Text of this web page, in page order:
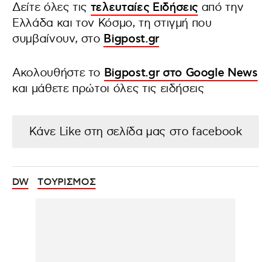
Δείτε όλες τις τελευταίες Ειδήσεις από την
Ελλάδα και τον Κόσμο, τη στιγμή που
συμβαίνουν, στο Bigpost.gr
Ακολουθήστε το Bigpost.gr στο Google News
και μάθετε πρώτοι όλες τις ειδήσεις
Κάνε Like στη σελίδα μας στο facebook
DW ΤΟΥΡΙΣΜΟΣ